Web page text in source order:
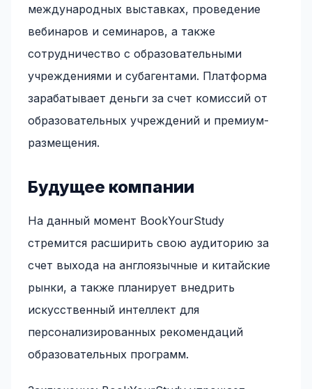
международных выставках, проведение
вебинаров и семинаров, а также
сотрудничество с образовательными
учреждениями и субагентами. Платформа
зарабатывает деньги за счет комиссий от
образовательных учреждений и премиум-
размещения.
Будущее компании
На данный момент BookYourStudy
стремится расширить свою аудиторию за
счет выхода на англоязычные и китайские
рынки, а также планирует внедрить
искусственный интеллект для
персонализированных рекомендаций
образовательных программ.